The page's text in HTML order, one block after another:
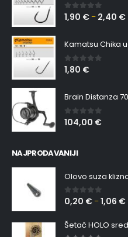
0 out of 5
1,90 € – 2,40 €
Kamatsu Chika
0 out of 5
1,80 €
Brain Distanza
0out of 5
104,00 €
NAJPRODAVANIJI
Olovo suza
0 out of 5
0,20 € –1,06 €